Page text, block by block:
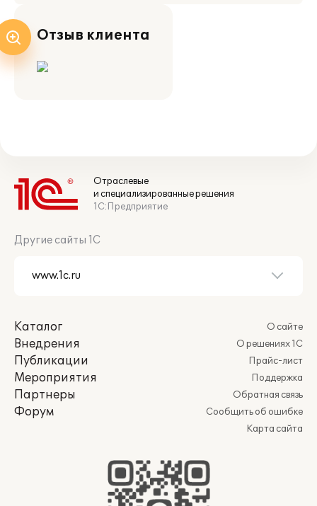
Отзыв клиента
Отраслевые
и специализированные решения
1С:Предприятие
Другие сайты 1С
Каталог
Внедрения
Публикации
Мероприятия
Партнеры
Форум
О сайте
О решениях 1С
Прайс-лист
Поддержка
Обратная связь
Сообщить об ошибке
Карта сайта